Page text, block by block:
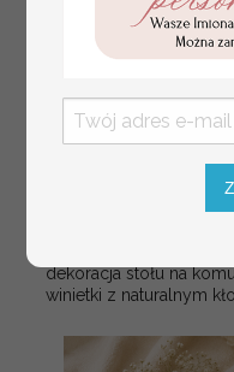
dekoracja stołu na
winietki z naturalnym